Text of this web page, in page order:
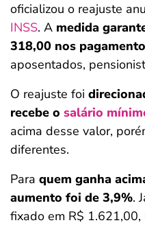
oficializou o reajuste
INSS. A medida
318,00 nos
aposentados,
O reajuste foi
recebe o salário
acima desse valor,
diferentes.
Para quem ganha
aumento foi de 3,9%.
fixado em R$ 1.621,00,